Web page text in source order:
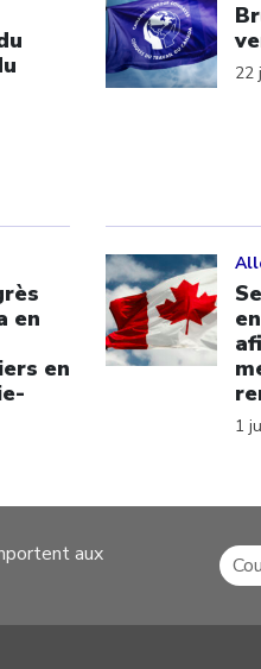
22
en
en
1
aux